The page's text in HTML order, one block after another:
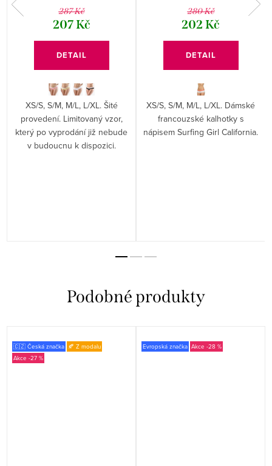
287 Kč
207 Kč
DETAIL
XS/S, S/M, M/L, L/XL. Šité
provedení. Limitovaný vzor,
který po vyprodání již nebude
v budoucnu k dispozici.
280 Kč
202 Kč
DETAIL
XS/S, S/M, M/L, L/XL. Dámské
francouzské kalhotky s
nápisem Surfing Girl California.
🇨🇿 Česká značka 🍂 Z modalu
-27 %
Evropská značka -28 %